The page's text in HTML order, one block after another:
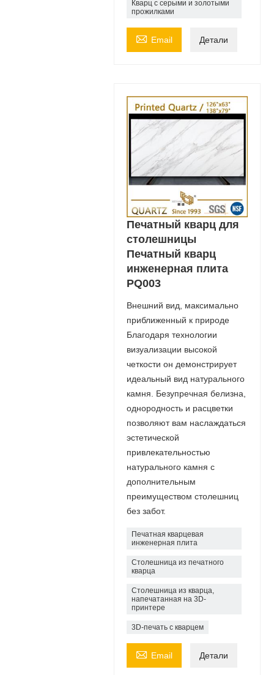
Кварц с серыми и золотыми
прожилками
 Email Детали
Печатный кварц для
столешницы
Печатный кварц
инженерная плита
PQ003
Внешний вид, максимально
приближенный к природе
Благодаря технологии
визуализации высокой
четкости он демонстрирует
идеальный вид натурального
камня. Безупречная белизна,
однородность и расцветки
позволяют вам наслаждаться
эстетической
привлекательностью
натурального камня с
дополнительным
преимуществом столешниц
без забот.
Печатная кварцевая
инженерная плита
Столешница из печатного
кварца
Столешница из кварца,
напечатанная на 3D-
принтере
3D-печать с кварцем
 Email Детали